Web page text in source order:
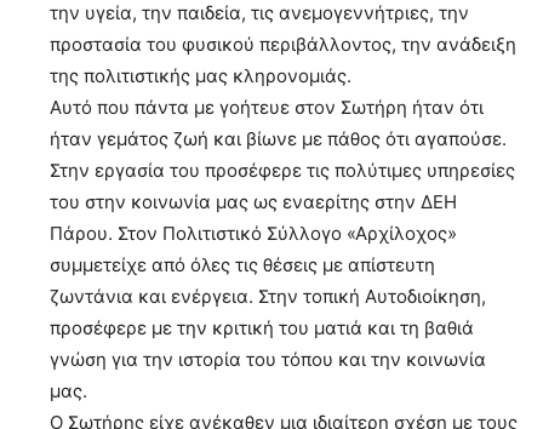
την υγεία, την παιδεία, τις ανεμογεννήτριες, την
προστασία του φυσικού περιβάλλοντος, την ανάδειξη
της πολιτιστικής μας κληρονομιάς.
Αυτό που πάντα με γοήτευε στον Σωτήρη ήταν ότι
ήταν γεμάτος ζωή και βίωνε με πάθος ότι αγαπούσε.
Στην εργασία του προσέφερε τις πολύτιμες υπηρεσίες
του στην κοινωνία μας ως εναερίτης στην ΔΕΗ
Πάρου. Στον Πολιτιστικό Σύλλογο «Αρχίλοχος»
συμμετείχε από όλες τις θέσεις με απίστευτη
ζωντάνια και ενέργεια. Στην τοπική Αυτοδιοίκηση,
προσέφερε με την κριτική του ματιά και τη βαθιά
γνώση για την ιστορία του τόπου και την κοινωνία
μας.
Ο Σωτήρης είχε ανέκαθεν μια ιδιαίτερη σχέση με τους